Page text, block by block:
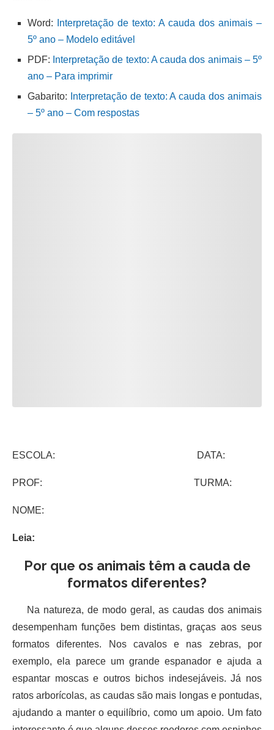
Word:
Interpretação de texto: A cauda dos animais –
5º ano – Modelo editável
PDF: Interpretação de texto: A cauda dos animais – 5º
ano – Para imprimir
Gabarito:
Interpretação de texto: A cauda dos animais
– 5º ano – Com respostas
ESCOLA: DATA:
PROF: TURMA:
NOME:
Leia:
Por que os animais têm a cauda de
formatos diferentes?
Na natureza, de modo geral, as caudas dos animais
desempenham funções bem distintas, graças aos seus
formatos diferentes. Nos cavalos e nas zebras, por
exemplo, ela parece um grande espanador e ajuda a
espantar moscas e outros bichos indesejáveis. Já nos
ratos arborícolas, as caudas são mais longas e pontudas,
ajudando a manter o equilíbrio, como um apoio. Um fato